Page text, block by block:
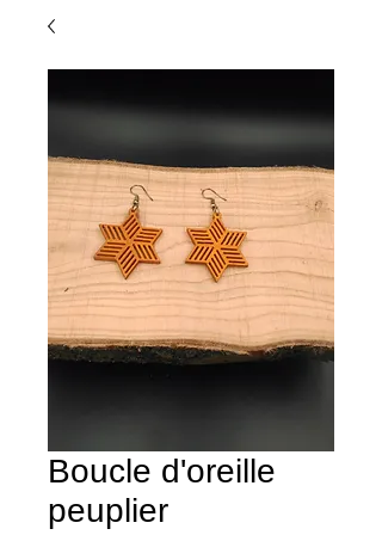
Boucle d'oreille
peuplier